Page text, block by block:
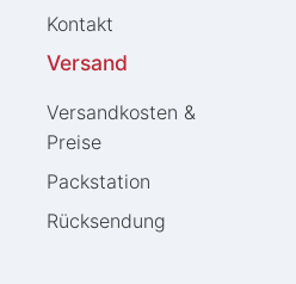
Kontakt
Versand
Versandkosten &
Preise
Packstation
Rücksendung